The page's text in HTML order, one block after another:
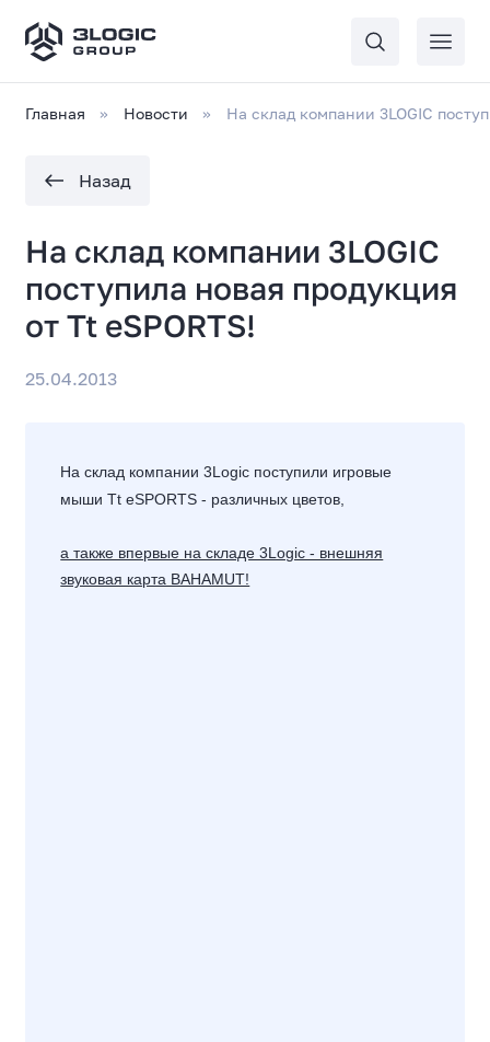
Главная Новости На склад компании 3LOGIC
Назад
На склад компании 3LOGIC
поступила новая продукция
от Tt eSPORTS!
25.04.2013
На склад компании 3Logic поступили игровые
мыши Tt eSPORTS - различных цветов,
а также впервые на складе 3Logic - внешняя
звуковая карта BAHAMUT!